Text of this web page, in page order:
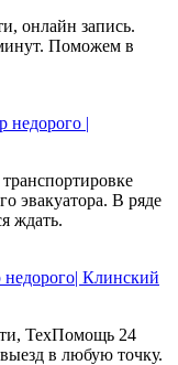
онлайн запись.
Поможем в
недорого |
эвакуатора. В ряде
ждать.
недорого| Клинский
ТехПомощь 24
в любую точку.